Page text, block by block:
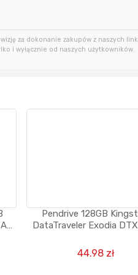
za dokonanie zakupów z naszych
i wyłącznie od naszych użytkowników.
Pendrive 128GB
DataTraveler Exodia
44.98 zł
mariolawiki1